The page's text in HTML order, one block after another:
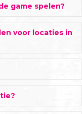
game spelen?
voor locaties in